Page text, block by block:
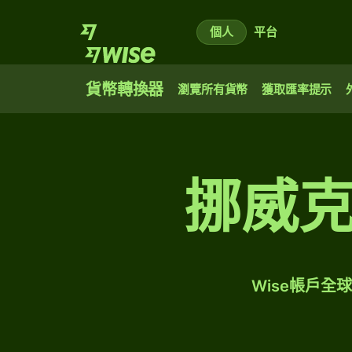
個人 平台
貨幣轉換器 瀏覽所有貨幣 獲取匯率提示
挪威
Wise帳戶全